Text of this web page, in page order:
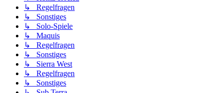
↳ Regelfragen
↳ Sonstiges
↳ Solo-Spiele
↳ Maquis
↳ Regelfragen
↳ Sonstiges
↳ Sierra West
↳ Regelfragen
↳ Sonstiges